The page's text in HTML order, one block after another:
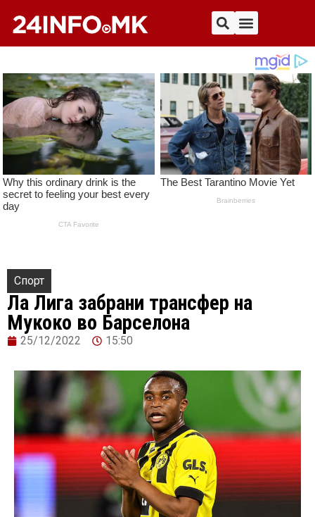
Спорт
Ла Лига забрани трансфер на
Мукоко во Барселона
25/12/2022 15:50